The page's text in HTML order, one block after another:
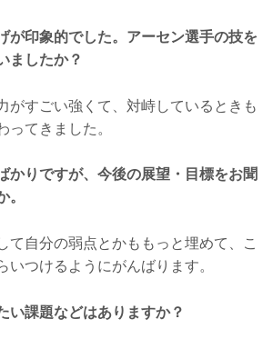
が印象的でした。アーセン選手の技を
ましたか？
がすごい強くて、対峙しているときも
ってきました。
かりですが、今後の展望・目標をお聞
。
自分の弱点とかももっと埋めて、こ
いつけるようにがんばります。
い課題などはありますか？